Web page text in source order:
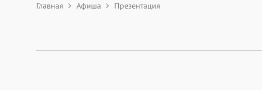
Главная Афиша Презентация